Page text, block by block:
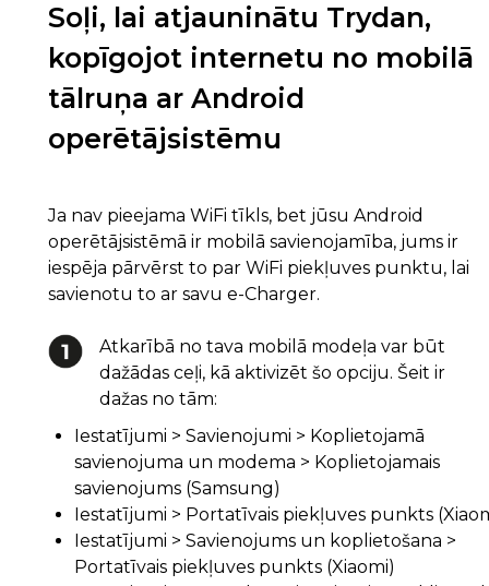
Soļi, lai atjauninātu Trydan,
kopīgojot internetu no mobilā
tālruņa ar Android
operētājsistēmu
Ja nav pieejama WiFi tīkls, bet jūsu Android
operētājsistēmā ir mobilā savienojamība, jums ir
iespēja pārvērst to par WiFi piekļuves punktu, lai
savienotu to ar savu e-Charger.
Atkarībā no tava mobilā modeļa var būt
dažādas ceļi, kā aktivizēt šo opciju. Šeit ir
dažas no tām:
Iestatījumi > Savienojumi > Koplietojamā
savienojuma un modema > Koplietojamais
savienojums (Samsung)
Iestatījumi > Portatīvais piekļuves punkts
Iestatījumi > Savienojums un koplietošana >
Portatīvais piekļuves punkts (Xiaomi)